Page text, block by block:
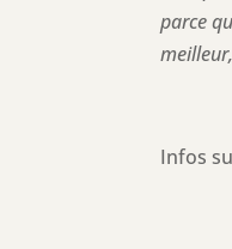
parce
Infos